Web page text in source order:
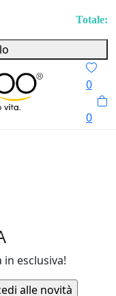
Totale:
0
0
esclusiva!